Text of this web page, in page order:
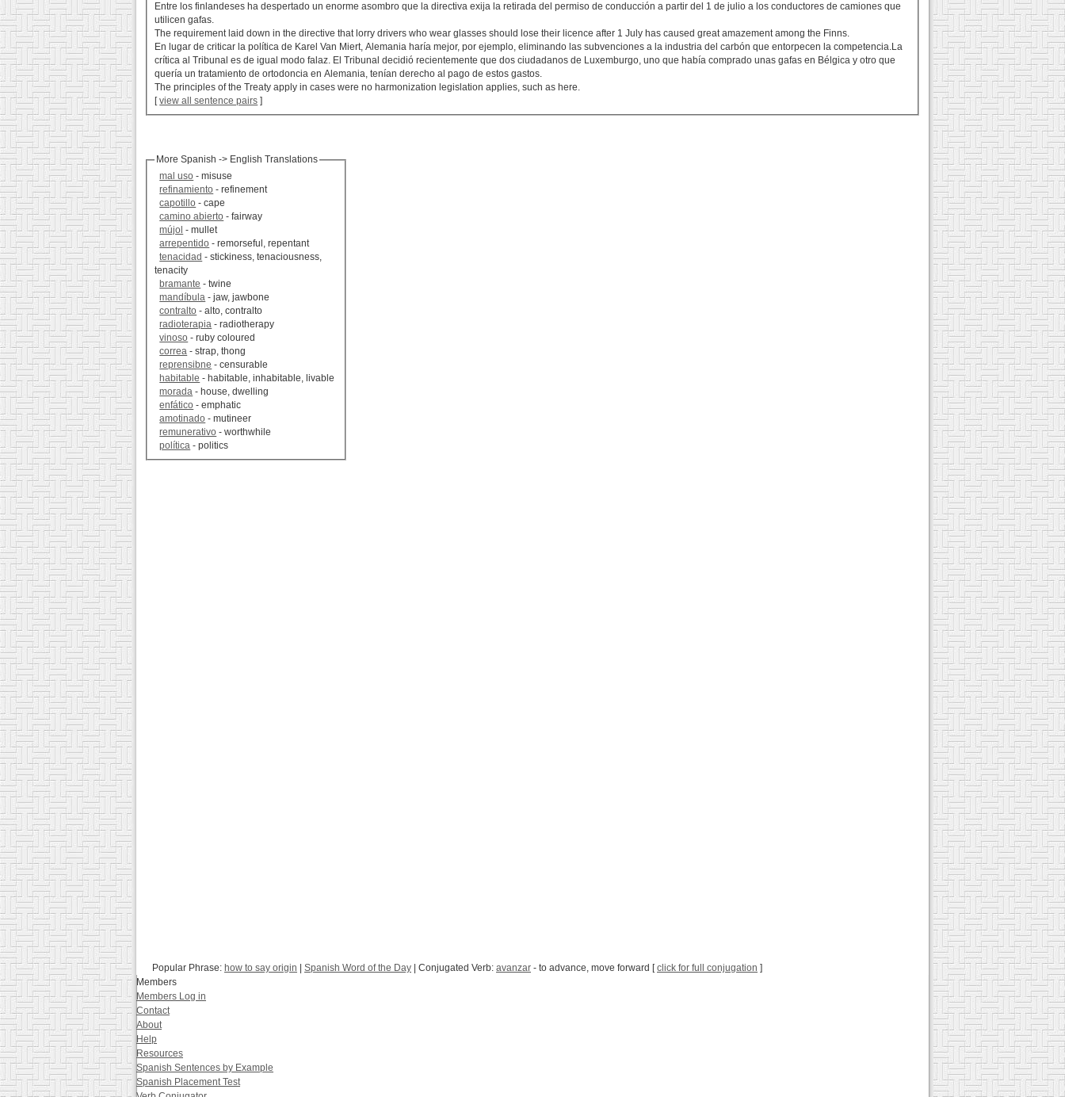
Entre los finlandeses ha despertado un enorme asombro que la directiva exija la retirada del permiso de conducción a partir del 1 de julio a los conductores de camiones que
utilicen gafas.
The requirement laid down in the directive that lorry drivers who wear glasses should lose their licence after 1 July has caused great amazement among the Finns.
En lugar de criticar la política de Karel Van Miert, Alemania haría mejor, por ejemplo, eliminando las subvenciones a la industria del carbón que entorpecen la competencia.La
crítica al Tribunal es de igual modo falaz. El Tribunal decidió recientemente que dos ciudadanos de Luxemburgo, uno que había comprado unas gafas en Bélgica y otro que
quería un tratamiento de ortodoncia en Alemania, tenían derecho al pago de estos gastos.
The principles of the Treaty apply in cases were no harmonization legislation applies, such as here.
[view all sentence pairs ]
More Spanish -> English Translations
mal uso - misuse
refinamiento - refinement
capotillo - cape
camino abierto - fairway
mújol - mullet
arrepentido - remorseful, repentant
tenacidad - stickiness, tenaciousness,
tenacity
bramante - twine
mandíbula - jaw, jawbone
contralto - alto, contralto
radioterapia - radiotherapy
vinoso - ruby coloured
correa - strap, thong
reprensibne - censurable
habitable - habitable, inhabitable, livable
morada - house, dwelling
enfático - emphatic
amotinado - mutineer
remunerativo - worthwhile
política - politics
Popular Phrase: how to say origin Spanish Word of the Day | Conjugated Verb: avanzar - to advance, move forward [click for full conjugation ]
Members
Members Log in
Contact
About
Help
Resources
Spanish Sentences by Example
Spanish Placement Test